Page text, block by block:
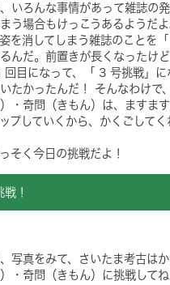
いろんな事情があって雑誌の
う場合もけっこうあるようだ
を消してしまう雑誌のことを
んだ。前置きが長くなったけ
目になって、「 3 号挑戦」に
たかったんだ！ そんなわけで
）・奇問（きもん）は、ますま
プしていくから、かくごしてく
そく今日の挑戦だよ！
！
写真をみて、さいたま考古は
）・奇問（きもん）に挑戦してね